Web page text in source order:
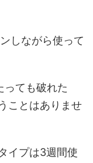
しながら使って
っても破れた
ことはありませ
イプは3週間使